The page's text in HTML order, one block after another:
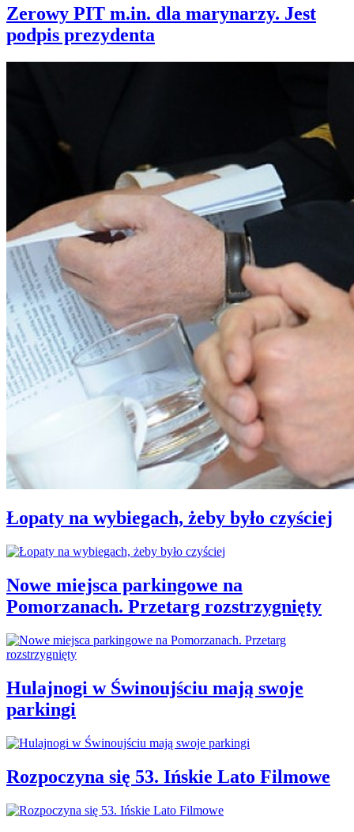
Zerowy PIT m.in. dla marynarzy. Jest
podpis prezydenta
Łopaty na wybiegach, żeby było czyściej
Nowe miejsca parkingowe na
Pomorzanach. Przetarg rozstrzygnięty
Hulajnogi w Świnoujściu mają swoje
parkingi
Rozpoczyna się 53. Ińskie Lato Filmowe